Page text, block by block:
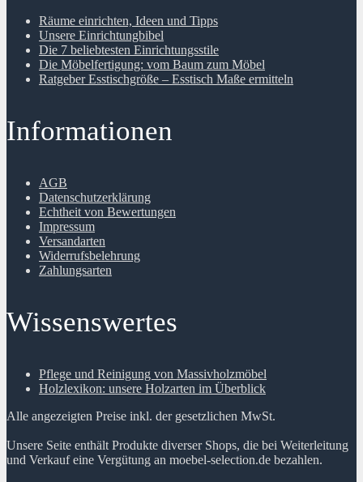
Räume einrichten, Ideen und Tipps
Unsere Einrichtungbibel
Die 7 beliebtesten Einrichtungsstile
Die Möbelfertigung: vom Baum zum Möbel
Ratgeber Esstischgröße – Esstisch Maße ermitteln
Informationen
AGB
Datenschutzerklärung
Echtheit von Bewertungen
Impressum
Versandarten
Widerrufsbelehrung
Zahlungsarten
Wissenswertes
Pflege und Reinigung von Massivholzmöbel
Holzlexikon: unsere Holzarten im Überblick
Alle angezeigten Preise inkl. der gesetzlichen MwSt.
Unsere Seite enthält Produkte diverser Shops, die bei Weiterleitung
und Verkauf eine Vergütung an moebel-selection.de bezahlen.